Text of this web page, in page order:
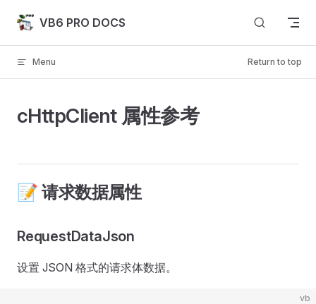
Skip to content
VB6 PRO DOCS
Menu Return to top
cHttpClient 属性参考
📝 请求数据属性
RequestDataJson
设置 JSON 格式的请求体数据。
vb